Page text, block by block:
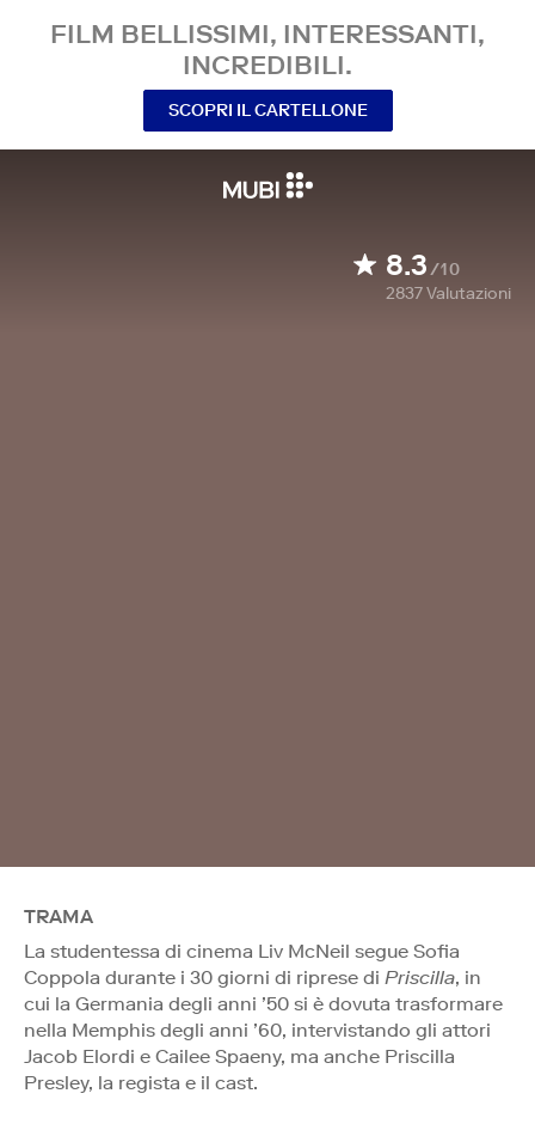
FILM BELLISSIMI, INTERESSANTI,
INCREDIBILI.
SCOPRI IL CARTELLONE
8.3/10
2837Valutazioni
TRAMA
La studentessa di cinema Liv McNeil segue Sofia
Coppola durante i 30 giorni di riprese di Priscilla, in
cui la Germania degli anni ’50 si è dovuta trasformare
nella Memphis degli anni ’60, intervistando gli attori
Jacob Elordi e Cailee Spaeny, ma anche Priscilla
Presley, la regista e il cast.